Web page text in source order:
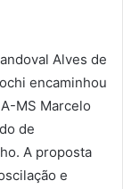
Alves de
encaminhou
MS Marcelo
de
A proposta
e